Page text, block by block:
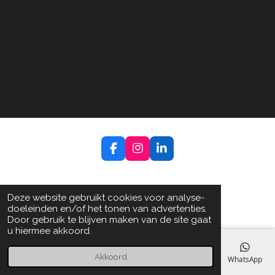
Deze website gebruikt cookies voor analyse-
doeleinden en/of het tonen van advertenties.
Door gebruik te blijven maken van de site gaat
u hiermee akkoord.
Akkoord
F
a
e
b
o
o
I
n
t
a
g
r
L
i
k
e
d
I
Telefoonnummer WhatsApp